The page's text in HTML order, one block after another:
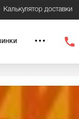
Калькулятор доставки